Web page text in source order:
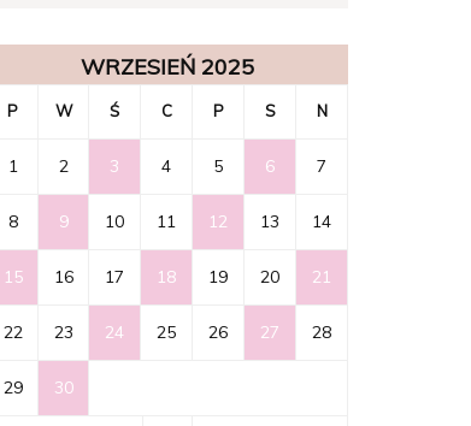
WRZESIEŃ 2025
P W Ś C P S N
1 2 3 4 5 6 7
8 9 10 11 12 13 14
15 16 17 18 19 20 21
22 23 24 25 26 27 28
29 30